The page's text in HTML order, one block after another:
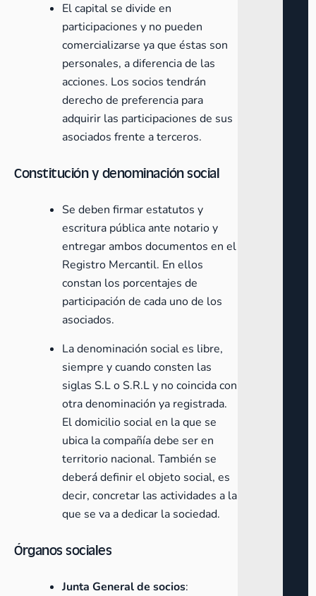
El capital se divide en
participaciones y no pueden
comercializarse ya que éstas son
personales, a diferencia de las
acciones. Los socios tendrán
derecho de preferencia para
adquirir las participaciones de sus
asociados frente a terceros.
Constitución y denominación social
Se deben firmar estatutos y
escritura pública ante notario y
entregar ambos documentos en el
Registro Mercantil. En ellos
constan los porcentajes de
participación de cada uno de los
asociados.
La denominación social es libre,
siempre y cuando consten las
siglas S.L o S.R.L y no coincida con
otra denominación ya registrada.
El domicilio social en la que se
ubica la compañía debe ser en
territorio nacional. También se
deberá definir el objeto social, es
decir, concretar las actividades a la
que se va a dedicar la sociedad.
Órganos sociales
Junta General de socios: